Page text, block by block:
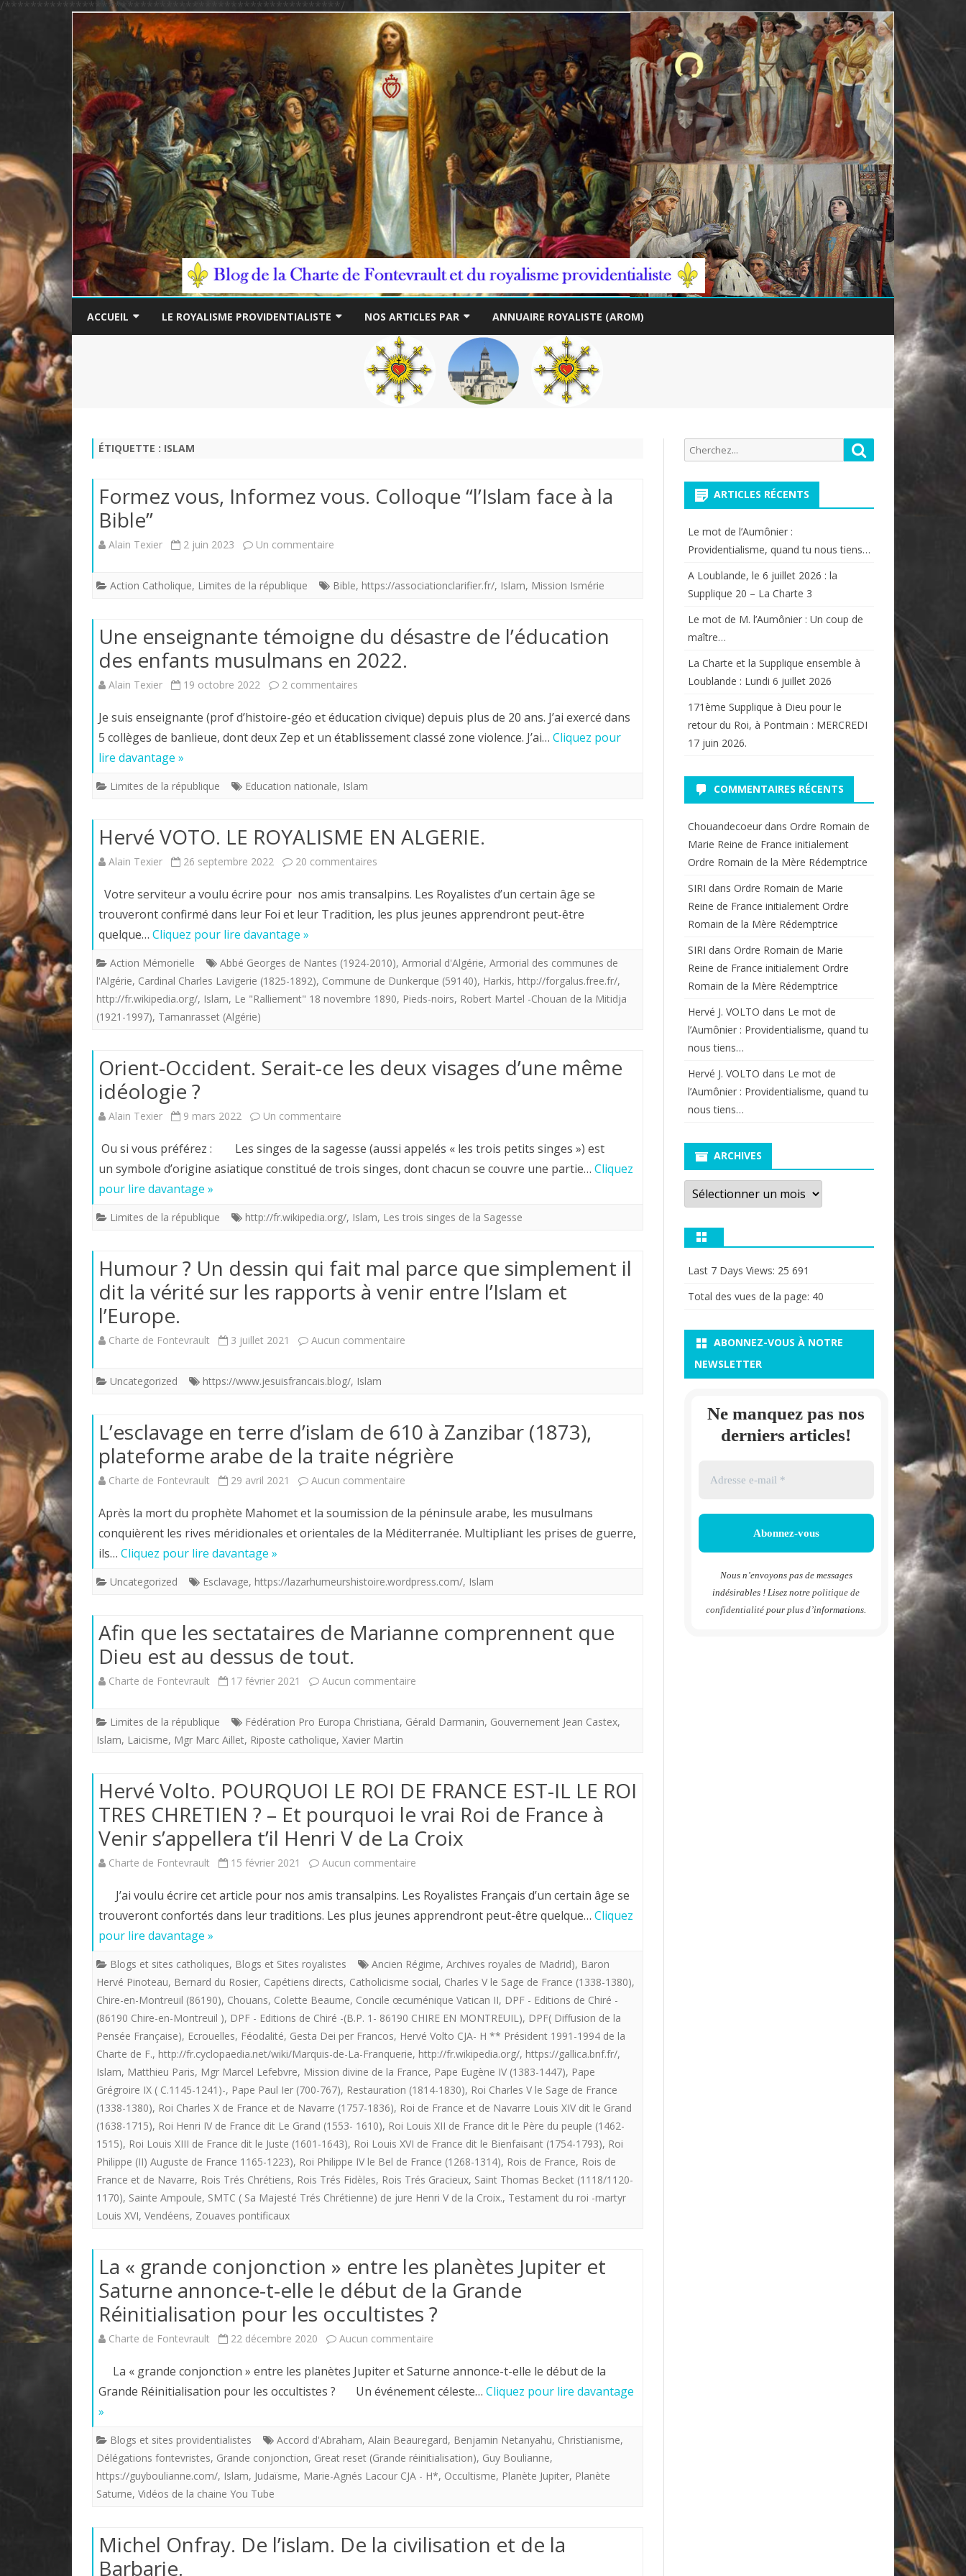
/****************************************************/
to
ACCUEIL LE ROYALISME PROVIDENTIALISTE NOS ARTICLES PAR
THÉME
AUTEUR
ANNUAIRE ROYALISTE (AROM)
ÉTIQUETTE : ISLAM
Formez vous, Informez vous. Colloque “l’Islam face à la
Bible”
Alain Texier 2 juin 2023 Un commentaire
vous,
vous.
Colloque
face
à
Bible”
Action Catholique, Limites de la république Bible, https://associationclarifier.fr/, Islam, Mission Ismérie
Une enseignante témoigne du désastre de l’éducation
des enfants musulmans en 2022.
Alain Texier 19 octobre 2022 2 commentaires
enseignante
du
de
l’éducation
enfants
en
2022.
Je suis enseignante (prof d’histoire-géo et éducation civique) depuis plus de 20 ans. J’ai exercé dans
5 collèges de banlieue, dont deux Zep et un établissement classé zone violence. J’ai… Cliquez pour
lire davantage »
Limites de la république Education nationale, Islam
Hervé VOTO. LE ROYALISME EN ALGERIE.
Alain Texier 26 septembre 2022 20 commentaires
VOTO.
ROYALISME
EN
Votre serviteur a voulu écrire pour nos amis transalpins. Les Royalistes d’un certain âge se
trouveront confirmé dans leur Foi et leur Tradition, les plus jeunes apprendront peut-être
quelque… Cliquez pour lire davantage »
Action Mémorielle Abbé Georges de Nantes (1924-2010), Armorial d'Algérie, Armorial des communes de
l'Algérie, Cardinal Charles Lavigerie (1825-1892), Commune de Dunkerque (59140), Harkis, http://forgalus.free.fr/,
http://fr.wikipedia.org/, Islam, Le "Ralliement" 18 novembre 1890, Pieds-noirs, Robert Martel -Chouan de la Mitidja
(1921-1997), Tamanrasset (Algérie)
Orient-Occident. Serait-ce les deux visages d’une même
idéologie ?
Alain Texier 9 mars 2022 Un commentaire
Occident.
ce
deux
visages
même
?
Ou si vous préférez : Les singes de la sagesse (aussi appelés « les trois petits singes ») est
un symbole d’origine asiatique constitué de trois singes, dont chacun se couvre une partie… Cliquez
pour lire davantage »
Limites de la république http://fr.wikipedia.org/, Islam, Les trois singes de la Sagesse
Humour ? Un dessin qui fait mal parce que simplement il
dit la vérité sur les rapports à venir entre l’Islam et
l’Europe.
Charte de Fontevrault 3 juillet 2021 Aucun commentaire
dessin
qui
mal
parce
simplement
dit
sur
venir
entre
l’Islam
et
l’Europe.
Uncategorized https://www.jesuisfrancais.blog/, Islam
L’esclavage en terre d’islam de 610 à Zanzibar (1873),
plateforme arabe de la traite négrière
Charte de Fontevrault 29 avril 2021 Aucun commentaire
en
d’islam
610
Zanzibar
de
traite négrière
Après la mort du prophète Mahomet et la soumission de la péninsule arabe, les musulmans
conquièrent les rives méridionales et orientales de la Méditerranée. Multipliant les prises de guerre,
ils… Cliquez pour lire davantage »
Uncategorized Esclavage, https://lazarhumeurshistoire.wordpress.com/, Islam
Afin que les sectataires de Marianne comprennent que
Dieu est au dessus de tout.
Charte de Fontevrault 17 février 2021 Aucun commentaire
que
Marianne
dessus
de
tout.
Limites de la république Fédération Pro Europa Christiana, Gérald Darmanin, Gouvernement Jean Castex,
Islam, Laicisme, Mgr Marc Aillet, Riposte catholique, Xavier Martin
Hervé Volto. POURQUOI LE ROI DE FRANCE EST-IL LE ROI
TRES CHRETIEN ? – Et pourquoi le vrai Roi de France à
Venir s’appellera t’il Henri V de La Croix
Charte de Fontevrault 15 février 2021 Aucun commentaire
Volto.
LE
ROI
DE
FRANCE
EST-
IL
LE
ROI
TRES
Et
pourquoi
le
vrai
Roi
de
à
Venir
Henri
J’ai voulu écrire cet article pour nos amis transalpins. Les Royalistes Français d’un certain âge se
trouveront confortés dans leur traditions. Les plus jeunes apprendront peut-être quelque… Cliquez
pour lire davantage »
Blogs et sites catholiques, Blogs et Sites royalistes Ancien Régime, Archives royales de Madrid), Baron
Hervé Pinoteau, Bernard du Rosier, Capétiens directs, Catholicisme social, Charles V le Sage de France (1338-1380),
Chire-en-Montreuil (86190), Chouans, Colette Beaume, Concile œcuménique Vatican II, DPF - Editions de Chiré -
(86190 Chire-en-Montreuil ), DPF - Editions de Chiré -(B.P. 1- 86190 CHIRE EN MONTREUIL), DPF( Diffusion de la
Pensée Française), Ecrouelles, Féodalité, Gesta Dei per Francos, Hervé Volto CJA- H ** Président 1991-1994 de la
Charte de F., http://fr.cyclopaedia.net/wiki/Marquis-de-La-Franquerie, http://fr.wikipedia.org/, https://gallica.bnf.fr/,
Islam, Matthieu Paris, Mgr Marcel Lefebvre, Mission divine de la France, Pape Eugène IV (1383-1447), Pape
Grégroire IX ( C.1145-1241)-, Pape Paul Ier (700-767), Restauration (1814-1830), Roi Charles V le Sage de France
(1338-1380), Roi Charles X de France et de Navarre (1757-1836), Roi de France et de Navarre Louis XIV dit le Grand
(1638-1715), Roi Henri IV de France dit Le Grand (1553- 1610), Roi Louis XII de France dit le Père du peuple (1462-
1515), Roi Louis XIII de France dit le Juste (1601-1643), Roi Louis XVI de France dit le Bienfaisant (1754-1793), Roi
Philippe (II) Auguste de France 1165-1223), Roi Philippe IV le Bel de France (1268-1314), Rois de France, Rois de
France et de Navarre, Rois Trés Chrétiens, Rois Trés Fidèles, Rois Trés Gracieux, Saint Thomas Becket (1118/1120-
1170), Sainte Ampoule, SMTC ( Sa Majesté Trés Chrétienne) de jure Henri V de la Croix., Testament du roi -martyr
Louis XVI, Vendéens, Zouaves pontificaux
La « grande conjonction » entre les planètes Jupiter et
Saturne annonce-t-elle le début de la Grande
Réinitialisation pour les occultistes ?
Charte de Fontevrault 22 décembre 2020 Aucun commentaire
«
conjonction
»
planètes
La « grande conjonction » entre les planètes Jupiter et Saturne annonce-t-elle le début de la
Grande Réinitialisation pour les occultistes ? Un événement céleste… Cliquez pour lire davantage
»
Blogs et sites providentialistes Accord d'Abraham, Alain Beauregard, Benjamin Netanyahu, Christianisme,
Délégations fontevristes, Grande conjonction, Great reset (Grande réinitialisation), Guy Boulianne,
https://guyboulianne.com/, Islam, Judaïsme, Marie-Agnés Lacour CJA - H*, Occultisme, Planète Jupiter, Planète
Saturne, Vidéos de la chaine You Tube
Michel Onfray. De l’islam. De la civilisation et de la
Barbarie.
Recherche
pour:
ARTICLES RÉCENTS
Le mot de l’Aumônier :
Providentialisme, quand tu nous tiens…
A Loublande, le 6 juillet 2026 : la
Supplique 20 – La Charte 3
Le mot de M. l’Aumônier : Un coup de
maître…
La Charte et la Supplique ensemble à
Loublande : Lundi 6 juillet 2026
171ème Supplique à Dieu pour le
retour du Roi, à Pontmain : MERCREDI
17 juin 2026.
COMMENTAIRES RÉCENTS
Chouandecoeurdans Ordre Romain de
Marie Reine de France initialement
Ordre Romain de la Mère Rédemptrice
SIRI dans Ordre Romain de Marie
Reine de France initialement Ordre
Romain de la Mère Rédemptrice
SIRI dans Ordre Romain de Marie
Reine de France initialement Ordre
Romain de la Mère Rédemptrice
Hervé J. VOLTO dans Le mot de
l’Aumônier : Providentialisme, quand tu
nous tiens…
Hervé J. VOLTO dans Le mot de
l’Aumônier : Providentialisme, quand tu
nous tiens…
ARCHIVES
Archives
Last 7 Days Views: 25 691
Total des vues de la page: 40
ABONNEZ-VOUS À NOTRE
NEWSLETTER
Ne manquez pas nos
derniers articles!
Nous n’envoyons pas de messages
indésirables ! Lisez notrepolitique de
confidentialité pour plus d’informations.